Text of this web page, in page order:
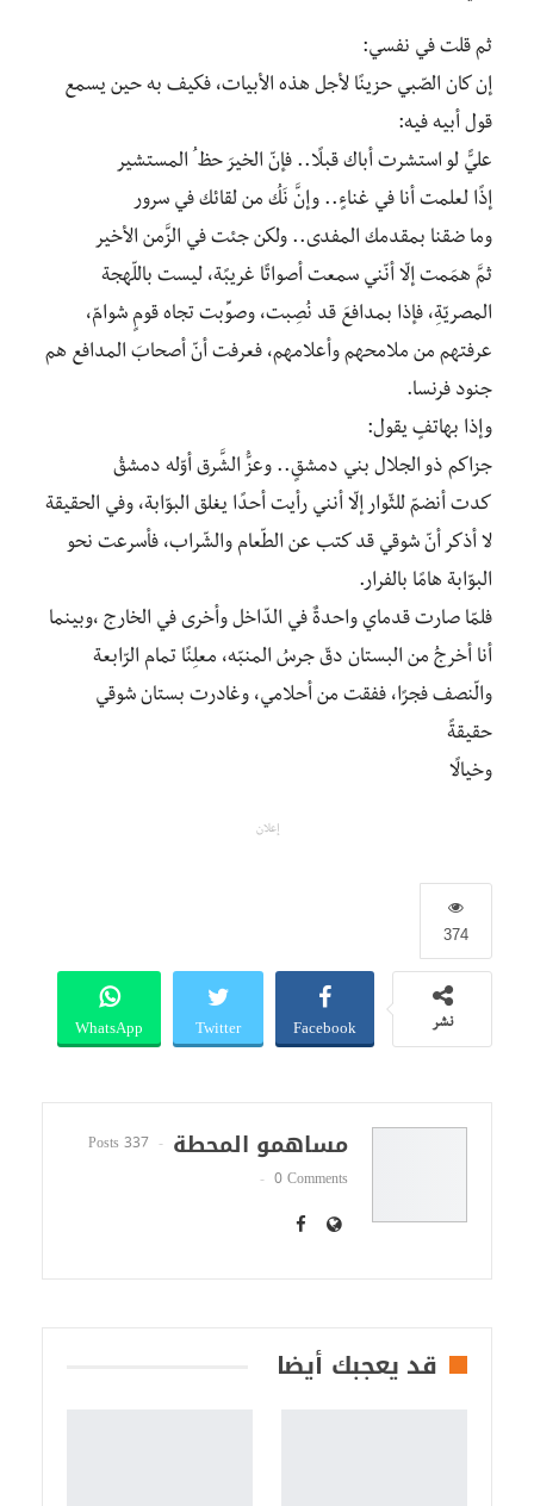
ثم قلت في نفسي:
إن كان الصّبي حزينًا لأجل هذه الأبيات، فكيف به حين يسمع
قول أبيه فيه:
عليًّ لو استشرت أباك قبلًا.. فإنّ الخيرَ حظ ُ المستشير
إذًا لعلمت أنا في غناءٍ.. وإنَّ نَكُ من لقائك في سرور
وما ضقنا بمقدمك المفدى.. ولكن جئت في الزَّمن الأخير
ثمَّ همَمت إلّا أنّني سمعت أصواتًا غريبًة، ليست باللّهجة
المصريّةِ، فإذا بمدافعَ قد نُصِبت، وصوِّبت تجاه قومٍ شوامّ،
عرفتهم من ملامحهم وأعلامهم، فعرفت أنّ أصحابَ المدافع هم
جنود فرنسا.
وإذا بهاتفٍ يقول:
جزاكم ذو الجلال بني دمشقٍ.. وعزُّ الشَّرق أوّله دمشقُ
كدت أنضمّ للثّوار إلّا أنني رأيت أحدًا يغلق البوّابة، وفي الحقيقة
لا أذكر أنّ شوقي قد كتب عن الطّعام والشّراب، فأسرعت نحو
البوّابة هامًا بالفرار.
فلمّا صارت قدماي واحدةٌ في الدّاخل وأخرى في الخارج ،وبينما
أنا أخرجُ من البستان دقّ جرسُ المنبّه، معلِنًا تمام الرّابعة
والّنصف فجرًا، ففقت من أحلامي، وغادرت بستان شوقي
حقيقةً
وخيالًا
إعلان
374
نشر Facebook
Twitter
WhatsApp
مساهمو المحطة
337 Posts
0 Comments
قد يعجبك أيضا